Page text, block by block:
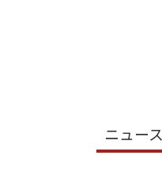
ニュース